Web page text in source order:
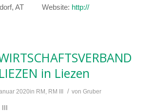
AT
Website: http://
LIEZEN in Liezen
2020in RM , RM III / von Gruber